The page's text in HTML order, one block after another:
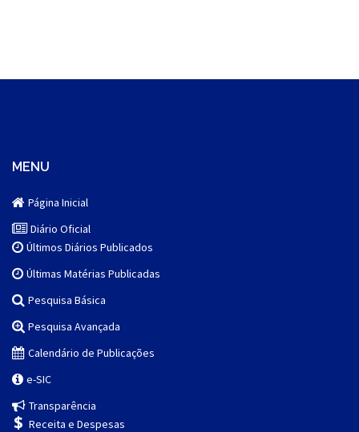
MENU
Página Inicial
Diário Oficial
Últimos Diários Publicados
Últimas Matérias Publicadas
Pesquisa Básica
Pesquisa Avançada
Calendário de Publicações
e-SIC
Transparência
Receita e Despesas